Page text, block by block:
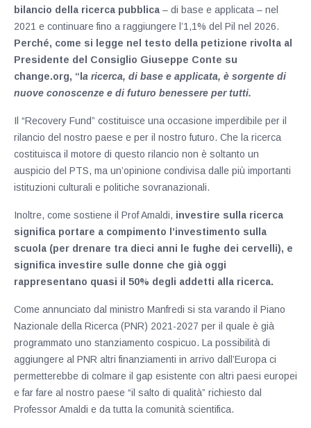
bilancio della ricerca pubblica – di base e applicata – nel
2021 e continuare fino a raggiungere l’1,1% del Pil nel 2026.
Perché, come si legge nel testo della petizione rivolta al
Presidente del Consiglio Giuseppe Conte su
change.org, “l a ricerca, di base e applicata, è sorgente di
nuove conoscenze e di futuro benessere per tutti.
Il “Recovery Fund” costituisce una occasione imperdibile per il
rilancio del nostro paese e per il nostro futuro. Che la ricerca
costituisca il motore di questo rilancio non è soltanto un
auspicio del PTS, ma un’opinione condivisa dalle più importanti
istituzioni culturali e politiche sovranazionali.
Inoltre, come sostiene il Prof Amaldi, investire sulla ricerca
significa portare a compimento l’investimento sulla
scuola (per drenare tra dieci anni le fughe dei cervelli), e
significa investire sulle donne che già oggi
rappresentano quasi il 50% degli addetti alla ricerca.
Come annunciato dal ministro Manfredi si sta varando il Piano
Nazionale della Ricerca (PNR) 2021-2027 per il quale è già
programmato uno stanziamento cospicuo. La possibilità di
aggiungere al PNR altri finanziamenti in arrivo dall’Europa ci
permetterebbe di colmare il gap esistente con altri paesi europei
e far fare al nostro paese “il salto di qualità” richiesto dal
Professor Amaldi e da tutta la comunità scientifica.